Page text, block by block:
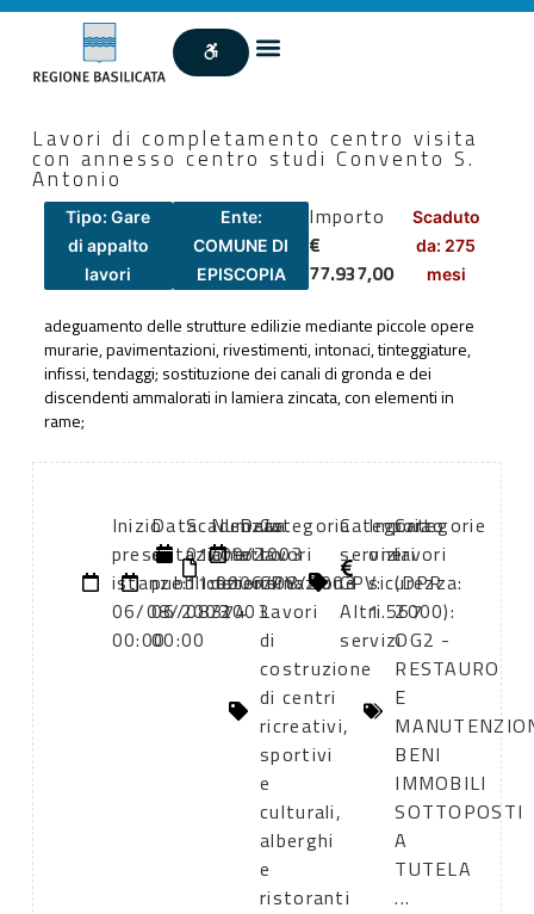
Lavori di completamento centro visita
con annesso centro studi Convento S.
Antonio
Tipo: Gare
di appalto
lavori
Ente:
COMUNE DI
EPISCOPIA
Importo
€
77.937,00
Scaduto
da: 275
mesi
adeguamento delle strutture edilizie mediante piccole opere
murarie, pavimentazioni, rivestimenti, intonaci, tinteggiature,
infissi, tendaggi; sostituzione dei canali di gronda e dei
discendenti ammalorati in lamiera zincata, con elementi in
rame;
Inizio
presentazione
istanze:
06/08/2003
00:00
Data
di
pubblicazione:
06/08/2003
00:00
Scadenza:
01/09/2003
11:00
Numero
atto:
determinazione
374
Data
atto:
06/08/2003
Categoria
lavori
CPV:
Lavori
di
costruzione
di centri
ricreativi,
sportivi
e
culturali,
alberghi
e
ristoranti
Categoria
servizi
CPV:
Altri
servizi
Importo
oneri
sicurezza:
1.567
Categorie
lavori
(DPR
2000):
OG2 -
RESTAURO
E
BENI
IMMOBILI
SOTTOPOSTI
A
TUTELA
...